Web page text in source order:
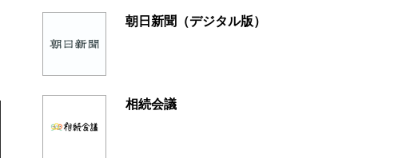
朝日新聞（デジタル版）
相続会議